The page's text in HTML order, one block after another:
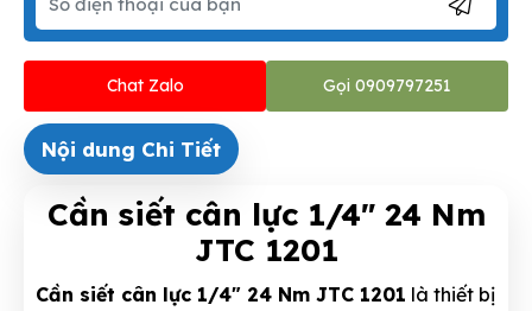
Chat Zalo Gọi 0909797251
Nội dung Chi Tiết
Cần siết cân lực 1/4" 24 Nm
JTC 1201
Cần siết cân lực 1/4" 24 Nm JTC 1201 là thiết bị